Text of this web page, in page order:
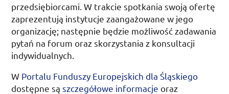
przedsiębiorcami. W trakcie spotkania swoją ofertę
zaprezentują instytucje zaangażowane w jego
organizację; następnie będzie możliwość zadawania
pytań na forum oraz skorzystania z konsultacji
indywidualnych.
W Portalu Funduszy Europejskich dla Śląskiego
dostępne sąszczegółowe informacje oraz